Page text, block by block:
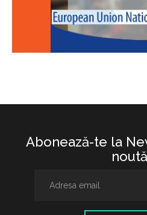
Abonează-te la